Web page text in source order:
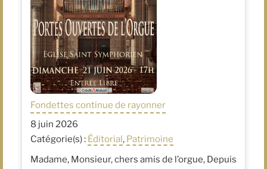
Fondettes continue de rayonner
8 juin 2026
Catégorie(s) : Éditorial, Patrimoine
Madame, Monsieur, chers amis de l’orgue, Depuis